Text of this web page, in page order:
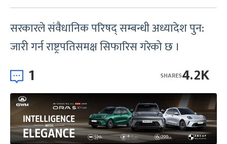
सरकारले संवैधानिक परिषद् सम्बन्धी अध्यादेश पुन:
जारी गर्न राष्ट्रपतिसमक्ष सिफारिस गरेको छ ।
1 4.2K
SHARES